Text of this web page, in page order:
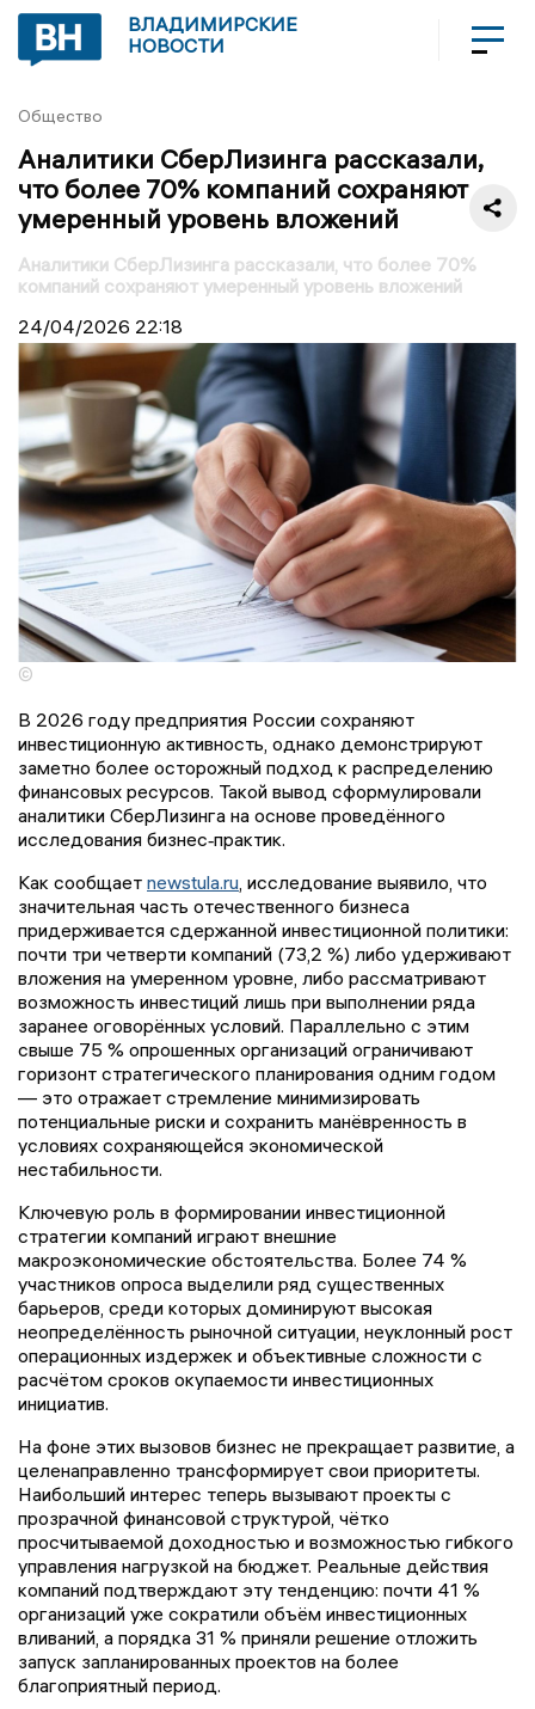
ВЛАДИМИРСКИЕ
НОВОСТИ
Общество
Аналитики СберЛизинга рассказали,
что более 70% компаний сохраняют
умеренный уровень вложений
Аналитики СберЛизинга рассказали, что более 70%
компаний сохраняют умеренный уровень вложений
24/04/2026 22:18
©
В 2026 году предприятия России сохраняют
инвестиционную активность, однако демонстрируют
заметно более осторожный подход к распределению
финансовых ресурсов. Такой вывод сформулировали
аналитики СберЛизинга на основе проведённого
исследования бизнес‑практик.
Как сообщает newstula.ru, исследование выявило, что
значительная часть отечественного бизнеса
придерживается сдержанной инвестиционной политики:
почти три четверти компаний (73,2 %) либо удерживают
вложения на умеренном уровне, либо рассматривают
возможность инвестиций лишь при выполнении ряда
заранее оговорённых условий. Параллельно с этим
свыше 75 % опрошенных организаций ограничивают
горизонт стратегического планирования одним годом
— это отражает стремление минимизировать
потенциальные риски и сохранить манёвренность в
условиях сохраняющейся экономической
нестабильности.
Ключевую роль в формировании инвестиционной
стратегии компаний играют внешние
макроэкономические обстоятельства. Более 74 %
участников опроса выделили ряд существенных
барьеров, среди которых доминируют высокая
неопределённость рыночной ситуации, неуклонный рост
операционных издержек и объективные сложности с
расчётом сроков окупаемости инвестиционных
инициатив.
На фоне этих вызовов бизнес не прекращает развитие, а
целенаправленно трансформирует свои приоритеты.
Наибольший интерес теперь вызывают проекты с
прозрачной финансовой структурой, чётко
просчитываемой доходностью и возможностью гибкого
управления нагрузкой на бюджет. Реальные действия
компаний подтверждают эту тенденцию: почти 41 %
организаций уже сократили объём инвестиционных
вливаний, а порядка 31 % приняли решение отложить
запуск запланированных проектов на более
благоприятный период.